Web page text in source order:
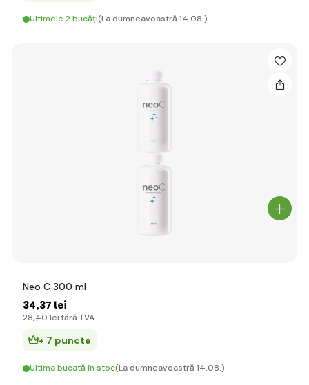
Ultimele 2 bucăți(La dumneavoastră 14.08.)
Neo C 300 ml
34,37 lei
28,40 lei fără TVA
+ 7 puncte
Ultima bucată în stoc(La dumneavoastră 14.08.)